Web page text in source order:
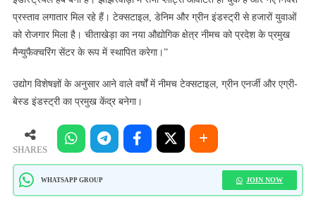
प्रस्ताव लगातार मिल रहे हैं। टेक्सटाइल, डेनिम और ग्रीन इंडस्ट्री से हजारों युवाओं
को रोजगार मिला है। चीताखेड़ा का नया औद्योगिक क्षेत्र नीमच को प्रदेश के प्रमुख
मैन्युफैक्चरिंग सेंटर के रूप में स्थापित करेगा।”
उद्योग विशेषज्ञों के अनुसार आने वाले वर्षों में नीमच टेक्सटाइल, ग्रीन एनर्जी और एग्री-
बेस्ड इंडस्ट्री का प्रमुख केंद्र बनेगा।
SHARES
WHATSAPP GROUP JOIN NOW